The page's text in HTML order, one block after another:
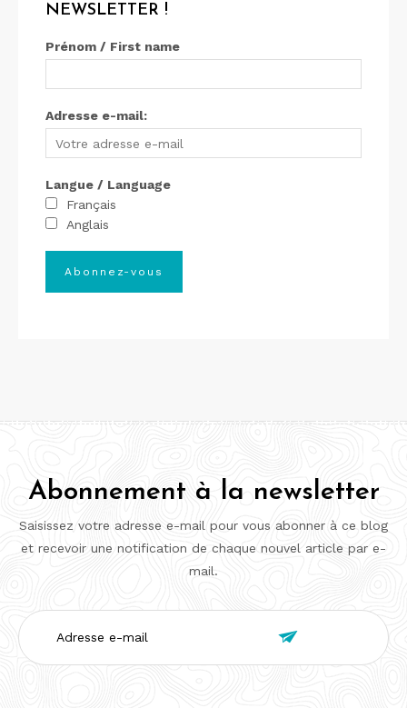
NEWSLETTER !
Prénom / First name
Adresse e-mail:
Langue / Language
Français
Anglais
Abonnement à la newsletter
Saisissez votre adresse e-mail pour vous abonner à ce blog
et recevoir une notification de chaque nouvel article par e-
mail.
Adresse
e-
mail
